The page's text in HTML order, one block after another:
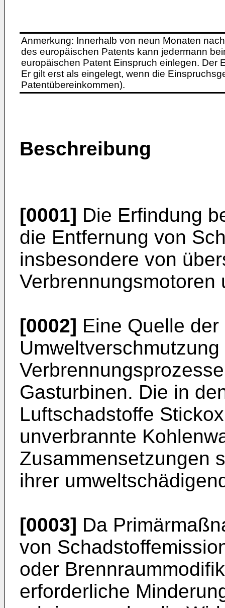
Anmerkung: Innerhalb von neun Monaten
des europäischen Patents kann jedermann
europäischen Patent Einspruch einlegen. Der
Er gilt erst als eingelegt, wenn die
Patentübereinkommen).
Beschreibung
[0001] Die Erfindung
die Entfernung von
insbesondere von
Verbrennungsmotoren
[0002] Eine Quelle
Gasturbinen. Die in
Luftschadstoffe
unverbrannte
Zusammensetzungen
ihrer
[0003] Da
von
oder
erforderliche